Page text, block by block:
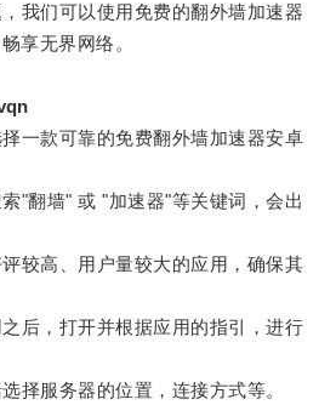
们可以使用免费的翻外墙加速器
享无界网络。
款可靠的免费翻外墙加速器安卓
翻墙" 或 "加速器"等关键词，会出
高、用户量较大的应用，确保其
，打开并根据应用的指引，进行
服务器的位置，连接方式等。